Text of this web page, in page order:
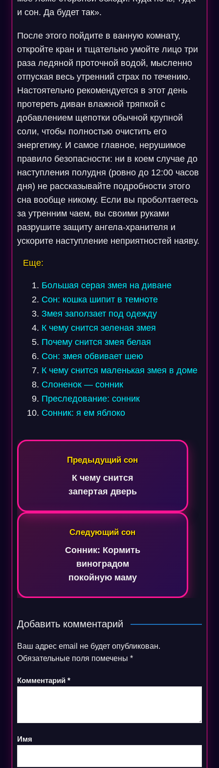
и сон. Да будет так».
После этого пойдите в ванную комнату,
откройте кран и тщательно умойте лицо три
раза ледяной проточной водой, мысленно
отпуская весь утренний страх по течению.
Настоятельно рекомендуется в этот день
протереть диван влажной тряпкой с
добавлением щепотки обычной крупной
соли, чтобы полностью очистить его
энергетику. И самое главное, нерушимое
правило безопасности: ни в коем случае до
наступления полудня (ровно до 12:00 часов
дня) не рассказывайте подробности этого
сна вообще никому. Если вы проболтаетесь
за утренним чаем, вы своими руками
разрушите защиту ангела-хранителя и
ускорите наступление неприятностей наяву.
Еще:
Большая серая змея на диване
Сон: кошка шипит в темноте
Змея заползает под одежду
К чему снится зеленая змея
Почему снится змея белая
Сон: змея обвивает шею
К чему снится маленькая змея в доме
Слоненок — сонник
Преследование: сонник
Сонник: я ем яблоко
Навигация
Предыдущий сон
К чему снится
запертая дверь
Следующий сон
Сонник: Кормить
виноградом
покойную маму
Добавить комментарий
Ваш адрес email не будет опубликован.
Обязательные поля помечены *
Комментарий *
Имя